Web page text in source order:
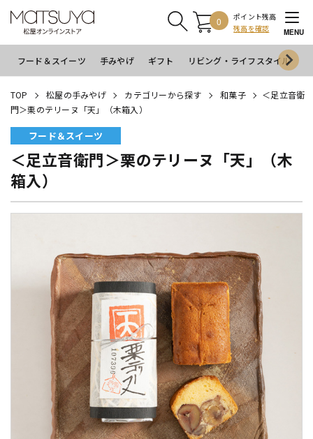
0
ポイント残高
残高を確認
MENU
フード＆スイーツ 手みやげ ギフト リビング・ライフスタイル
TOP 松屋の手みやげ カテゴリーから探す 和菓子
＜足立音衛
門＞栗のテリーヌ「天」（木箱入）
フード＆スイーツ
＜足立音衛門＞栗のテリーヌ「天」（木
箱入）